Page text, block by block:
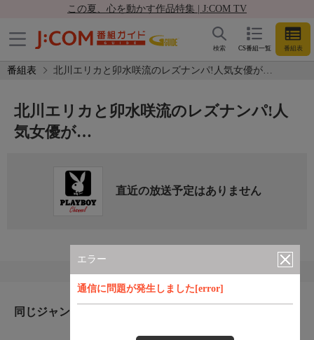
この夏、心を動かす作品特集 | J:COM TV
CS番組一覧 番組表
検索
番組表 北川エリカと卯水咲流のレズナンパ!人気女優が…
エラー
通信に問題が発生しました[error]
北川エリカと卯水咲流のレズナンパ!人
気女優が…
直近の放送予定はありません
同じジャンルのおすすめ番組